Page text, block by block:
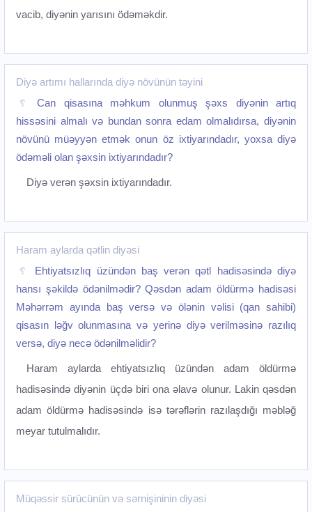
vacib, diyənin yarısını ödəməkdir.
Diyə artımı hallarında diyə növünün təyini
Can qisasına məhkum olunmuş şəxs diyənin artıq
hissəsini almalı və bundan sonra edam olmalıdırsa, diyənin
növünü müəyyən etmək onun öz ixtiyarındadır, yoxsa diyə
ödəməli olan şəxsin ixtiyarındadır?
Diyə verən şəxsin ixtiyarındadır.
Haram aylarda qətlin diyəsi
Ehtiyatsızlıq üzündən baş verən qətl hadisəsində diyə
hansı şəkildə ödənilmədir? Qəsdən adam öldürmə hadisəsi
Məhərrəm ayında baş versə və ölənin vəlisi (qan sahibi)
qisasın ləğv olunmasına və yerinə diyə verilməsinə razılıq
versə, diyə necə ödənilməlidir?
Haram aylarda ehtiyatsızlıq üzündən adam öldürmə
hadisəsində diyənin üçdə biri ona əlavə olunur. Lakin qəsdən
adam öldürmə hadisəsində isə tərəflərin razılaşdığı məbləğ
meyar tutulmalıdır.
Müqəssir sürücünün və sərnişininin diyəsi